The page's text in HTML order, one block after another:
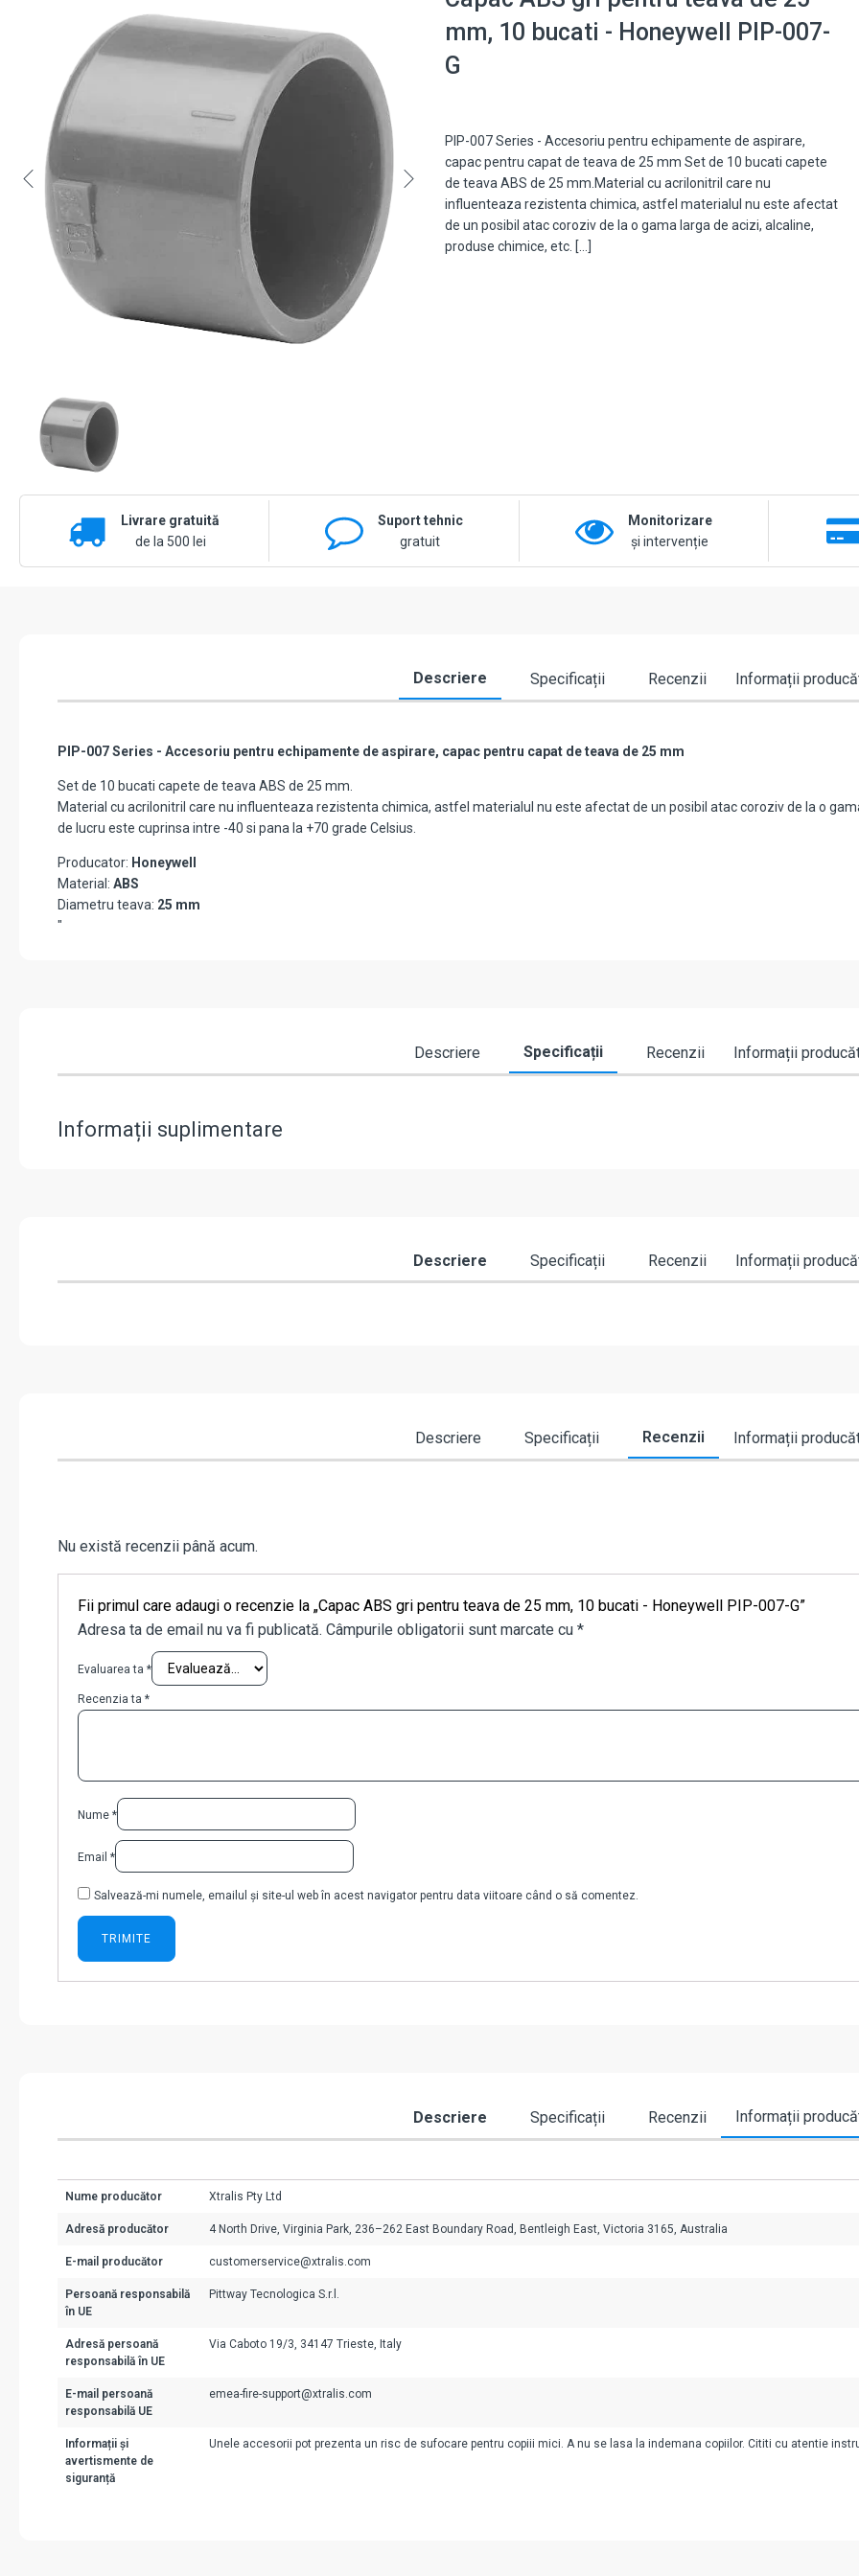
mm, 10 bucati - Honeywell PIP-007-
G
PIP-007 Series - Accesoriu pentru echipamente de aspirare,
capac pentru capat de teava de 25 mm Set de 10 bucati capete
de teava ABS de 25 mm.Material cu acrilonitril care nu
influenteaza rezistenta chimica, astfel materialul nu este afectat
de un posibil atac coroziv de la o gama larga de acizi, alcaline,
produse chimice, etc. […]
Livrare gratuită
de la 500 lei
Suport tehnic
gratuit
Monitorizare
și intervenție
Descriere Specificații Recenzii Informații
PIP-007 Series - Accesoriu pentru echipamente de aspirare, capac pentru capat de teava de 25 mm
Set de 10 bucati capete de teava ABS de 25 mm.
Material cu acrilonitril care nu influenteaza rezistenta chimica, astfel materialul nu este afectat de un posibil atac coroziv de la o
de lucru este cuprinsa intre -40 si pana la +70 grade Celsius.
Producator: Honeywell
Material: ABS
Diametru teava: 25 mm
"
Descriere Specificații Recenzii Informații
Informații suplimentare
Descriere Specificații Recenzii Informații
Descriere Specificații Recenzii Informații
Nu există recenzii până acum.
Fii primul care adaugi o recenzie la „Capac ABS gri pentru teava de 25 mm, 10 bucati - Honeywell PIP-007-G”
Adresa ta de email nu va fi publicată. Câmpurile obligatorii sunt marcate cu *
Evaluarea ta *
Recenzia ta *
Nume *
Email *
Salvează-mi numele, emailul și site-ul web în acest navigator pentru data viitoare când o să comentez.
Descriere Specificații Recenzii Informații
Nume producător Xtralis Pty Ltd
Adresă producător 4 North Drive, Virginia Park, 236–262 East Boundary Road, Bentleigh East, Victoria 3165, Australia
E-mail producător customerservice@xtralis.com
Persoană responsabilă
în UE
Pittway Tecnologica S.r.l.
Adresă persoană
responsabilă în UE
Via Caboto 19/3, 34147 Trieste, Italy
E-mail persoană
responsabilă UE
emea-fire-support@xtralis.com
Informații și
avertismente de
siguranță
Unele accesorii pot prezenta un risc de sufocare pentru copiii mici. A nu se lasa la indemana copiilor. Cititi cu atentie